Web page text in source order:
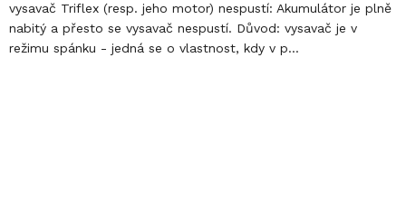
vysavač Triflex (resp. jeho motor) nespustí: Akumulátor je plně
nabitý a přesto se vysavač nespustí. Důvod: vysavač je v
režimu spánku - jedná se o vlastnost, kdy v p...